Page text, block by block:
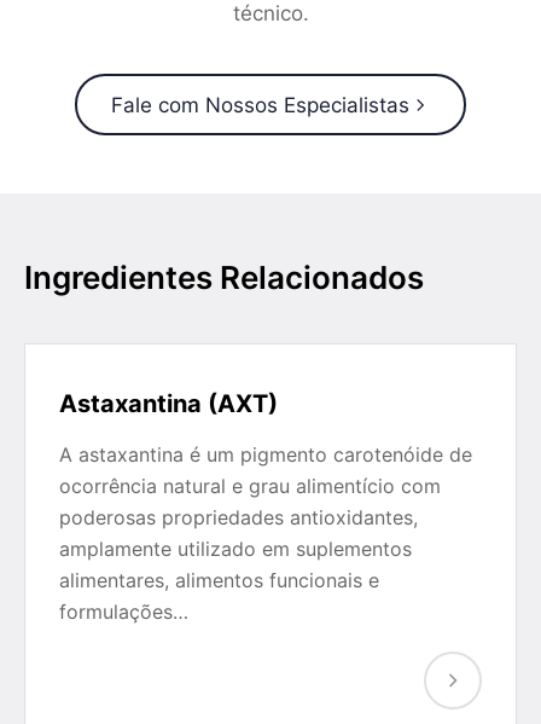
técnico.
Fale com Nossos Especialistas
Ingredientes Relacionados
Astaxantina (AXT)
A astaxantina é um pigmento carotenóide de
ocorrência natural e grau alimentício com
poderosas propriedades antioxidantes,
amplamente utilizado em suplementos
alimentares, alimentos funcionais e
formulações…